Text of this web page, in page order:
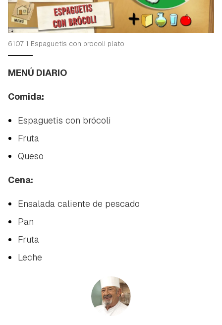
6107 1 Espaguetis con brocoli plato
MENÚ DIARIO
Comida:
Espaguetis con brócoli
Fruta
Queso
Cena:
Ensalada caliente de pescado
Pan
Fruta
Leche